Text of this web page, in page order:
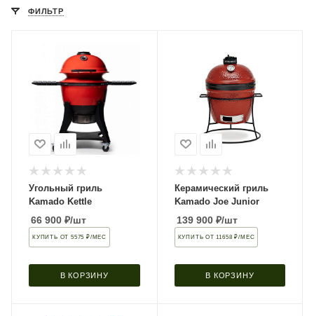
ФИЛЬТР
Угольный гриль
Kamado Kettle
66 900 ₽/шт
КУПИТЬ ОТ 5575 ₽/МЕС
В КОРЗИНУ
Керамический гриль
Kamado Joe Junior
139 900₽/шт
КУПИТЬ ОТ 11658 ₽/МЕС
В КОРЗИНУ